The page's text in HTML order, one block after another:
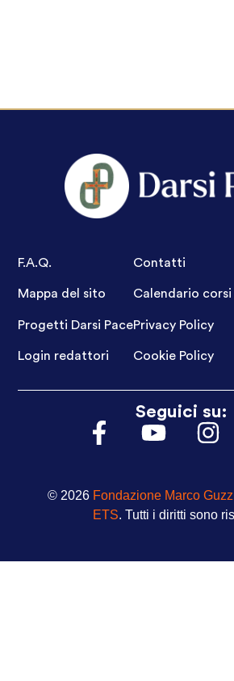
F.A.Q.
Mappa del sito
Progetti Darsi Pace
Login redattori
Contatti
Calendario corsi
Privacy Policy
Cookie Policy
Seguici su:
© 2026 Fondazione Marco
ETS. Tutti i diritti sono